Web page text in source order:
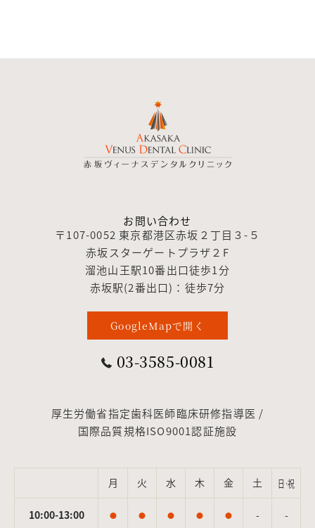
お問い合わせ
〒107-0052 東京都港区赤坂２丁目３-５
赤坂スターゲートプラザ２F
溜池山王駅10番出口徒歩1分
赤坂駅(2番出口)：徒歩7分
GoogleMapで開く
03-3585-0081
厚生労働省指定歯科医師臨床研修指導医 /
国際品質規格ISO9001認証施設
月 火 水 木 金 土 日·祝
10:00-13:00 ● ● ● ● ● - -